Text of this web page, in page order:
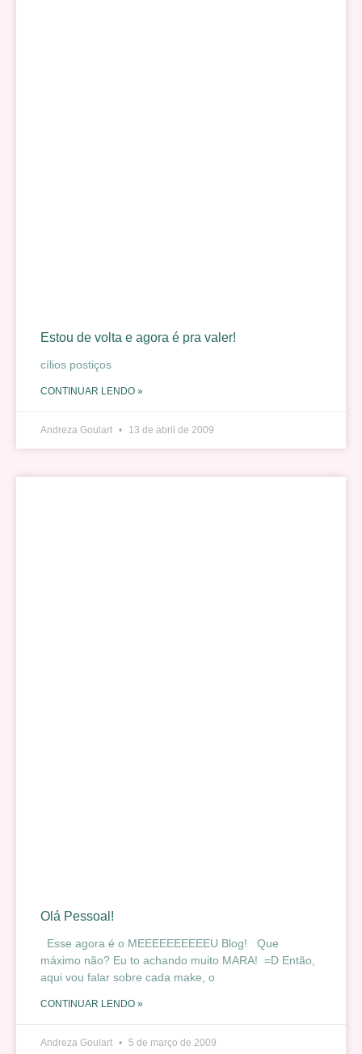
Estou de volta e agora é pra valer!
cílios postiços
CONTINUAR LENDO »
Andreza Goulart 13 de abril de 2009
Olá Pessoal!
Esse agora é o MEEEEEEEEEEU Blog! Que
máximo não? Eu to achando muito MARA! =D Então,
aqui vou falar sobre cada make, o
CONTINUAR LENDO »
Andreza Goulart 5 de março de 2009